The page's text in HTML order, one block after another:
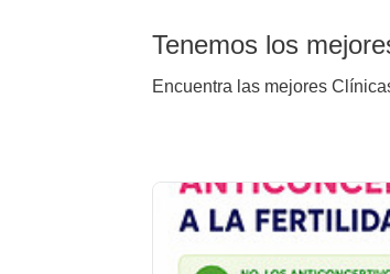
Tenemos los
Encuentra las mejores